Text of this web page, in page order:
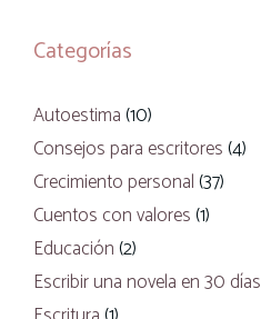
Categorías
Autoestima (10)
Consejos para escritores (4)
Crecimiento personal (37)
Cuentos con valores (1)
Educación (2)
Escribir una novela en 30 días